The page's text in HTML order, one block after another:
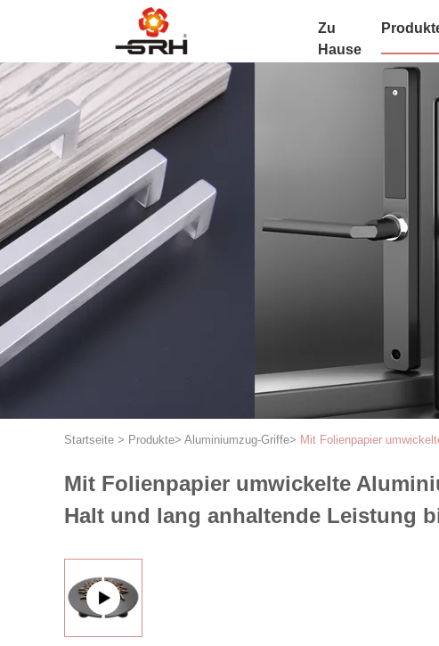
Zu
Hause
Startseite > Produkte> Aluminiumzug-Griffe> Mit Folienpapier
Mit Folienpapier umwickelte
Halt und lang anhaltende Leistung